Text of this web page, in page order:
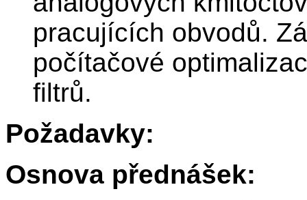
pracujících obvodů.
počítačové
filtrů.
Požadavky:
Osnova přednášek: